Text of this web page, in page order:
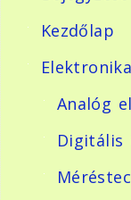
Kezdőlap
Elektronika
Analóg
Digitális